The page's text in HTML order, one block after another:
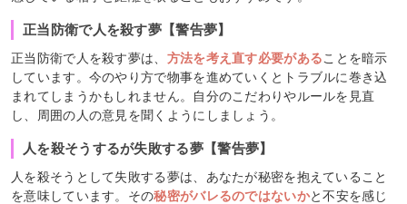
正当防衛で人を殺す夢【警告夢】
正当防衛で人を殺す夢は、 方法を考え直す必要があることを暗示
しています。今のやり方で物事を進めていくとトラブルに巻き込
まれてしまうかもしれません。自分のこだわりやルールを見直
し、周囲の人の意見を聞くようにしましょう。
人を殺そうするが失敗する夢【警告夢】
人を殺そうとして失敗する夢は、あなたが秘密を抱えていること
を意味しています。その秘密がバレるのではないかと不安を感じ